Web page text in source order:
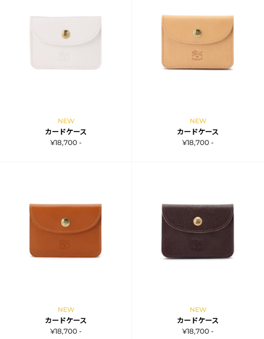
NEW
カードケース
¥18,700 -
NEW
カードケース
¥18,700 -
NEW
カードケース
¥18,700 -
NEW
カードケース
¥18,700 -